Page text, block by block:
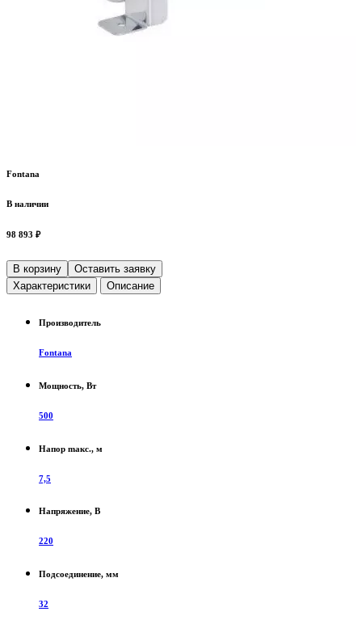
Fontana
В наличии
98 893 ₽
В корзину
Оставить заявку
Характеристики
Описание
Производитель
Fontana
Мощность, Вт
500
Напор maкс., м
7,5
Напряжение, В
220
Подсоединение, мм
32